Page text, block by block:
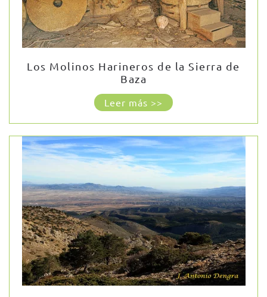
Los Molinos Harineros de la Sierra de
Baza
Leer más >>